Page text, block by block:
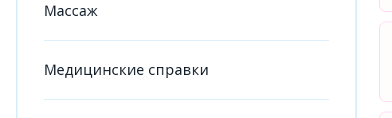
Массаж
Медицинские справки